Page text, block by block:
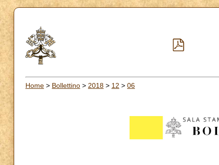
Home > Bollettino > 2018 > 12 > 06